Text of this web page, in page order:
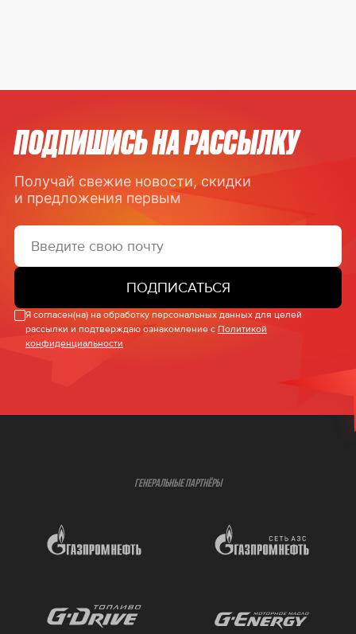
ПОДПИШИСЬ НА РАССЫЛКУ
Получай свежие новости, скидки
и предложения первым
ПОДПИСАТЬСЯ
Я согласен(на) на обработку персональных данных для целей
рассылки и подтверждаю ознакомление с Политикой
конфиденциальности
ГЕНЕРАЛЬНЫЕ ПАРТНЁРЫ